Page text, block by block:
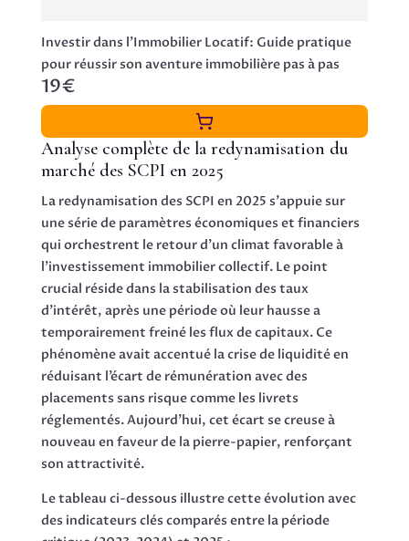
Investir dans l'Immobilier Locatif: Guide pratique
pour réussir son aventure immobilière pas à pas
19€
Analyse complète de la redynamisation du
marché des SCPI en 2025
La redynamisation des SCPI en 2025 s’appuie sur
une série de paramètres économiques et financiers
qui orchestrent le retour d’un climat favorable à
l’investissement immobilier collectif. Le point
crucial réside dans la stabilisation des taux
d’intérêt, après une période où leur hausse a
temporairement freiné les flux de capitaux. Ce
phénomène avait accentué la crise de liquidité en
réduisant l’écart de rémunération avec des
placements sans risque comme les livrets
réglementés. Aujourd’hui, cet écart se creuse à
nouveau en faveur de la pierre-papier, renforçant
son attractivité.
Le tableau ci-dessous illustre cette évolution avec
des indicateurs clés comparés entre la période